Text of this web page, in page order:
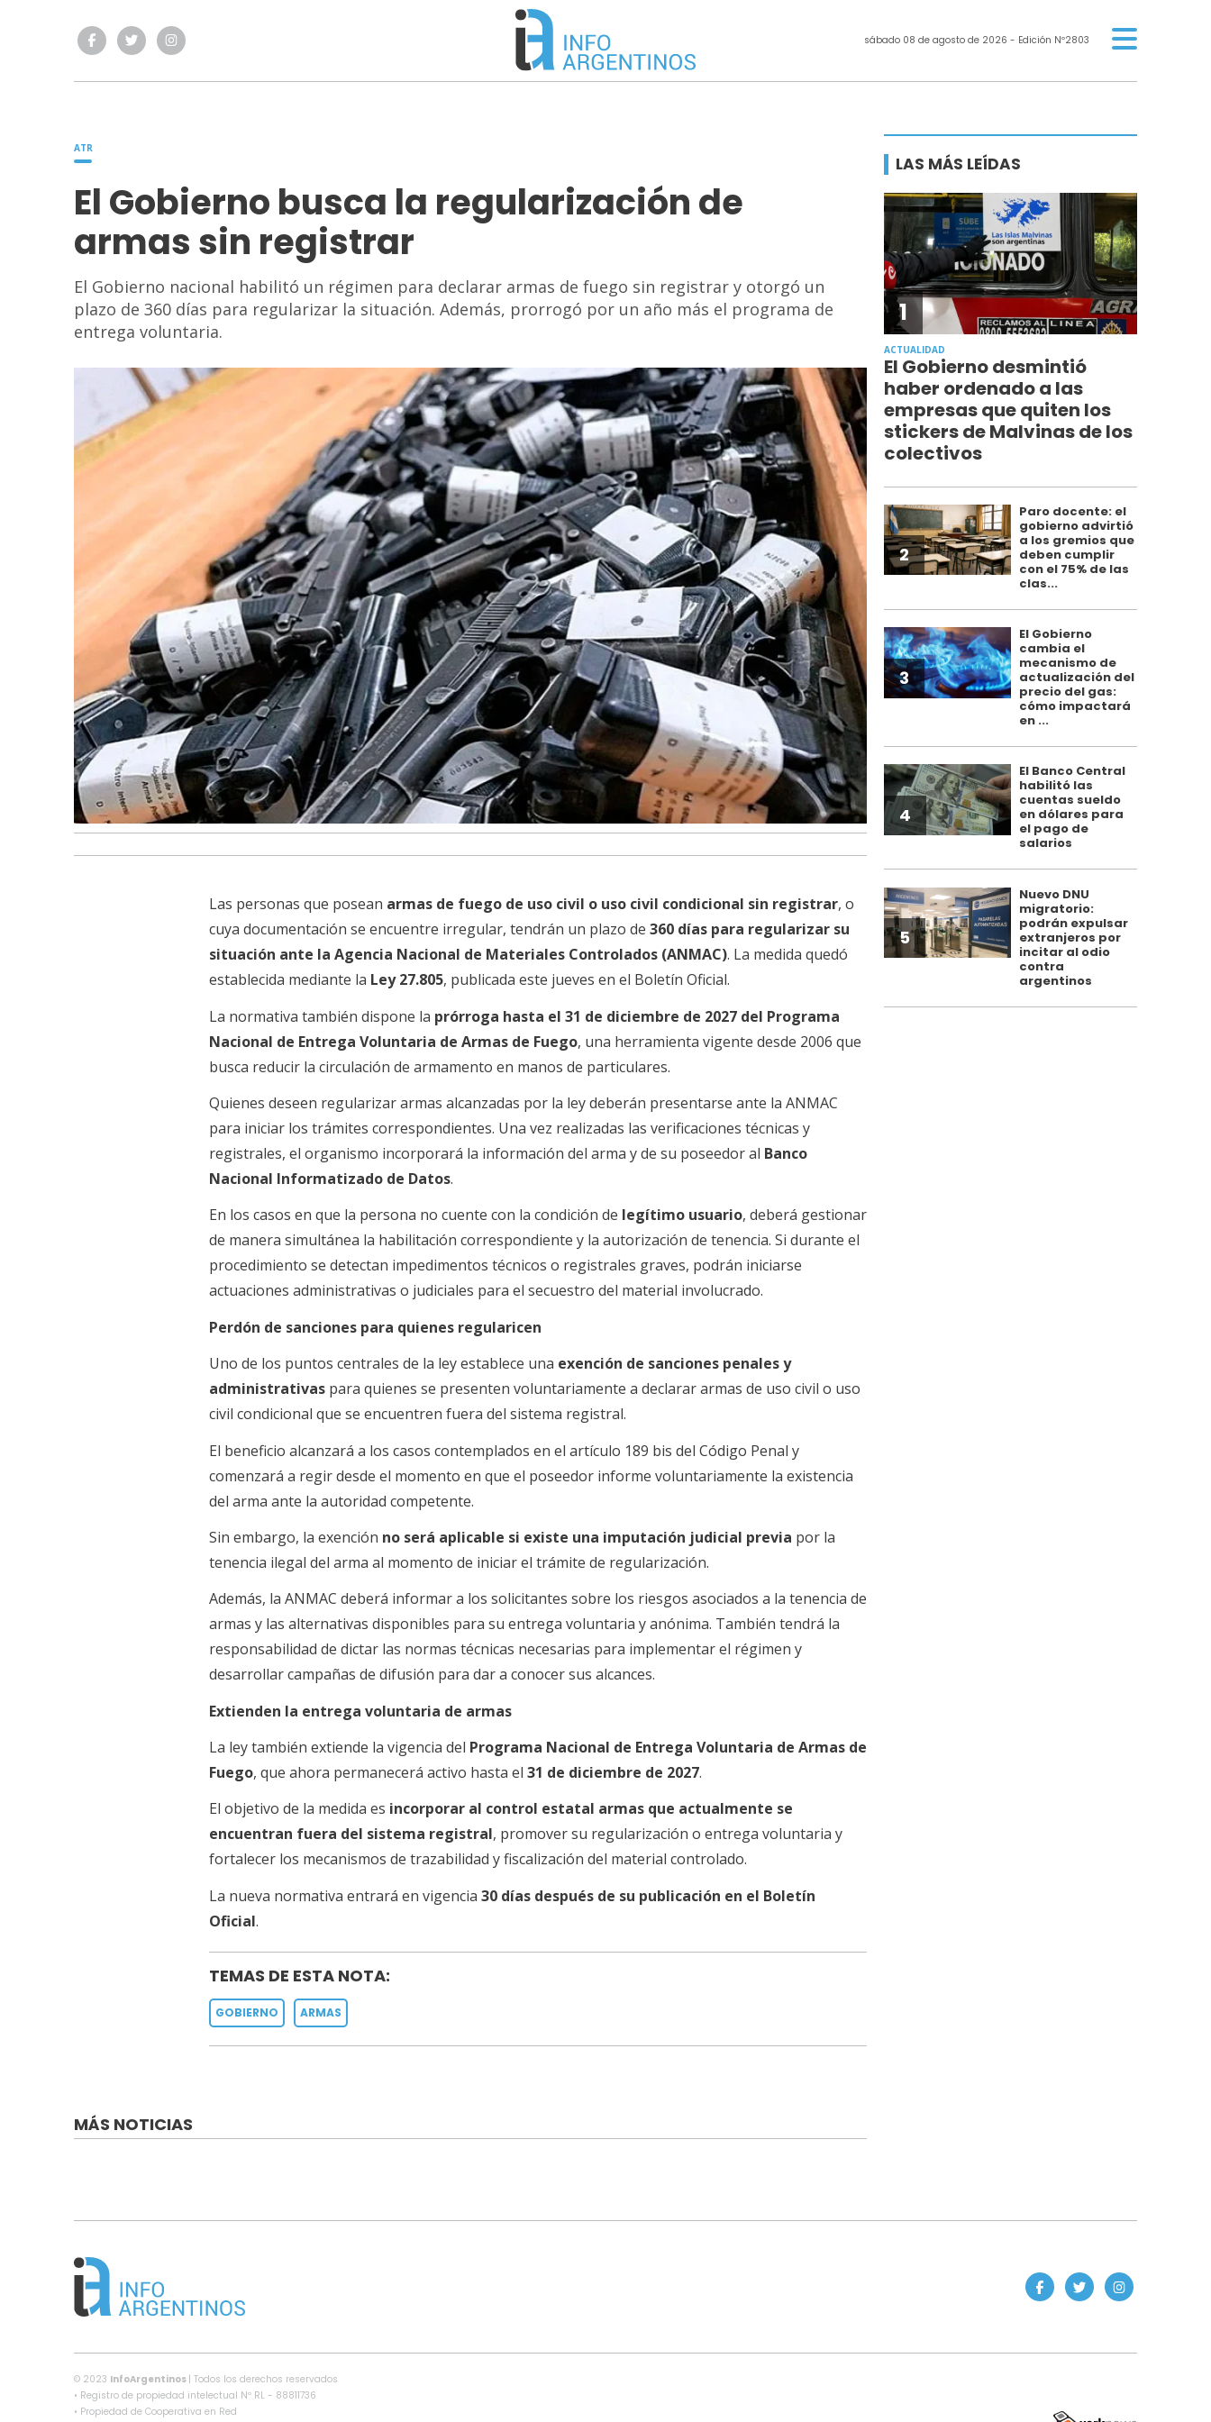
sábado 08 de agosto de 2026 - Edición Nº2803
ATR
El Gobierno busca la regularización de
armas sin registrar
El Gobierno nacional habilitó un régimen para declarar armas de fuego sin registrar y otorgó un
plazo de 360 días para regularizar la situación. Además, prorrogó por un año más el programa de
entrega voluntaria.
Las personas que posean armas de fuego de uso civil o uso civil condicional sin registrar, o
cuya documentación se encuentre irregular, tendrán un plazo de 360 días para regularizar su
situación ante la Agencia Nacional de Materiales Controlados (ANMAC). La medida quedó
establecida mediante la Ley 27.805, publicada este jueves en el Boletín Oficial.
La normativa también dispone la prórroga hasta el 31 de diciembre de 2027 del Programa
Nacional de Entrega Voluntaria de Armas de Fuego, una herramienta vigente desde 2006 que
busca reducir la circulación de armamento en manos de particulares.
Quienes deseen regularizar armas alcanzadas por la ley deberán presentarse ante la ANMAC
para iniciar los trámites correspondientes. Una vez realizadas las verificaciones técnicas y
registrales, el organismo incorporará la información del arma y de su poseedor al Banco
Nacional Informatizado de Datos.
En los casos en que la persona no cuente con la condición de legítimo usuario, deberá gestionar
de manera simultánea la habilitación correspondiente y la autorización de tenencia. Si durante el
procedimiento se detectan impedimentos técnicos o registrales graves, podrán iniciarse
actuaciones administrativas o judiciales para el secuestro del material involucrado.
Perdón de sanciones para quienes regularicen
Uno de los puntos centrales de la ley establece una exención de sanciones penales y
administrativaspara quienes se presenten voluntariamente a declarar armas de uso civil o uso
civil condicional que se encuentren fuera del sistema registral.
El beneficio alcanzará a los casos contemplados en el artículo 189 bis del Código Penal y
comenzará a regir desde el momento en que el poseedor informe voluntariamente la existencia
del arma ante la autoridad competente.
Sin embargo, la exención no será aplicable si existe una imputación judicial previa por la
tenencia ilegal del arma al momento de iniciar el trámite de regularización.
Además, la ANMAC deberá informar a los solicitantes sobre los riesgos asociados a la tenencia de
armas y las alternativas disponibles para su entrega voluntaria y anónima. También tendrá la
responsabilidad de dictar las normas técnicas necesarias para implementar el régimen y
desarrollar campañas de difusión para dar a conocer sus alcances.
Extienden la entrega voluntaria de armas
La ley también extiende la vigencia del Programa Nacional de Entrega Voluntaria de Armas de
Fuego, que ahora permanecerá activo hasta el 31 de diciembre de 2027.
El objetivo de la medida es incorporar al control estatal armas que actualmente se
encuentran fuera del sistema registral, promover su regularización o entrega voluntaria y
fortalecer los mecanismos de trazabilidad y fiscalización del material controlado.
La nueva normativa entrará en vigencia 30 días después de su publicación en el Boletín
Oficial.
TEMAS DE ESTA NOTA:
GOBIERNO ARMAS
MÁS NOTICIAS
LAS MÁS LEÍDAS
1
ACTUALIDAD
El Gobierno desmintió
haber ordenado a las
empresas que quiten los
stickers de Malvinas de los
colectivos
2
Paro docente: el
gobierno advirtió
a los gremios que
deben cumplir
con el 75% de las
clas...
3
El Gobierno
cambia el
mecanismo de
actualización del
precio del gas:
cómo impactará
en ...
4
El Banco Central
habilitó las
cuentas sueldo
en dólares para
el pago de
salarios
5
Nuevo DNU
migratorio:
podrán expulsar
extranjeros por
incitar al odio
contra
argentinos
© 2023 InfoArgentinos | Todos los derechos reservados
• Registro de propiedad intelectual Nº RL - 88811736
• Propiedad de Cooperativa en Red